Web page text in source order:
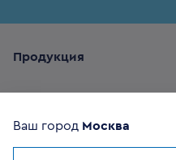
Продукция
Ваш город Москва